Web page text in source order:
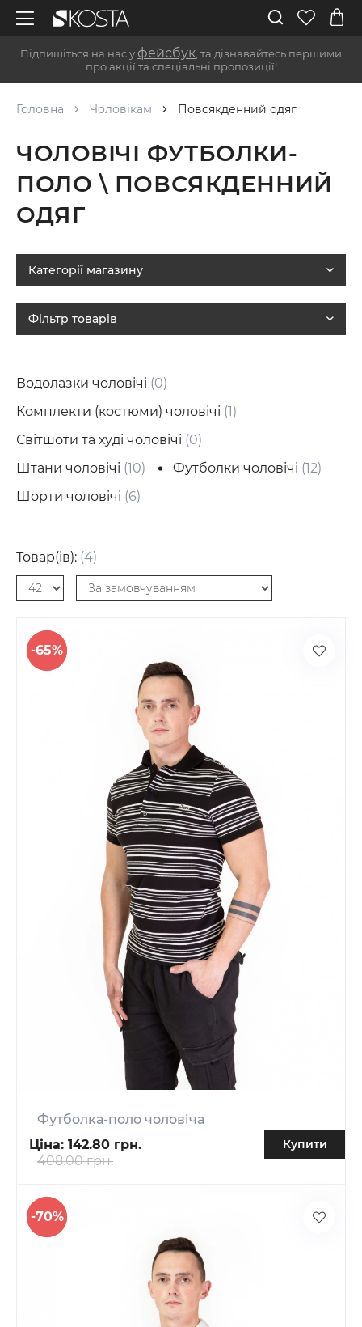
Підпишіться на нас у фейсбук , та дізнавайтесь першими
про акції та спеціальні пропозиції!
Головна Чоловікам Повсякденний одяг
ЧОЛОВІЧІ ФУТБОЛКИ-
ПОЛО \ ПОВСЯКДЕННИЙ
ОДЯГ
Категорії магазину
Фільтр товарів
Водолазки чоловічі (0)
Комплекти (костюми) чоловічі (1)
Світшоти та худі чоловічі (0)
Штани чоловічі (10) Футболки чоловічі (12)
Шорти чоловічі (6)
Товар(ів): (4)
-65%
Футболка-поло чоловіча
Ціна: 142.80 грн.
408.00 грн.
Купити
-70%